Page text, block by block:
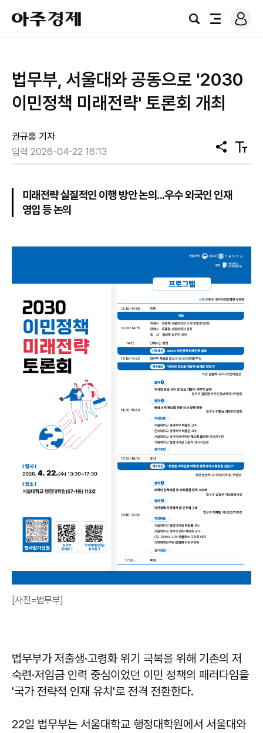
아
주
경
검
전
로
그
법무부, 서울대와 공동으로 '2030
이민정책 미래전략' 토론회 개최
권규홍 기자
입력 2026-04-22 16:13
공
유
텍
스
미래전략 실질적인 이행 방안 논의...우수 외국인 인재
영입 등 논의
[사진=법무부]
법무부가 저출생·고령화 위기 극복을 위해 기존의 저
숙련·저임금 인력 중심이었던 이민 정책의 패러다임을
'국가 전략적 인재 유치'로 전격 전환한다.
22일 법무부는 서울대학교 행정대학원에서 서울대와